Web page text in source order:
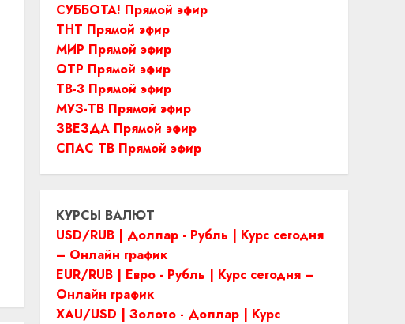
СУББОТА! Прямой эфир
ТНТ Прямой эфир
МИР Прямой эфир
ОТР Прямой эфир
ТВ-3 Прямой эфир
МУЗ-ТВ Прямой эфир
ЗВЕЗДА Прямой эфир
СПАС ТВ Прямой эфир
КУРСЫ ВАЛЮТ
USD/RUB | Доллар - Рубль | Курс сегодня
– Онлайн график
EUR/RUB | Евро - Рубль | Курс сегодня –
Онлайн график
XAU/USD | Золото - Доллар | Курс